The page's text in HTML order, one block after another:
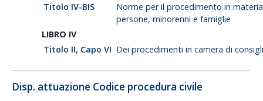
Titolo IV-BIS
Norme per il procedimento in
persone, minorenni e famiglie
LIBRO IV
Titolo II, Capo VI Dei procedimenti in camera di
Disp. attuazione Codice procedura civile